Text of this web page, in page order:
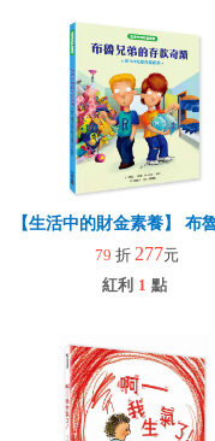
【生活中的財金素養】 布
79 折 277元
紅利 1 點